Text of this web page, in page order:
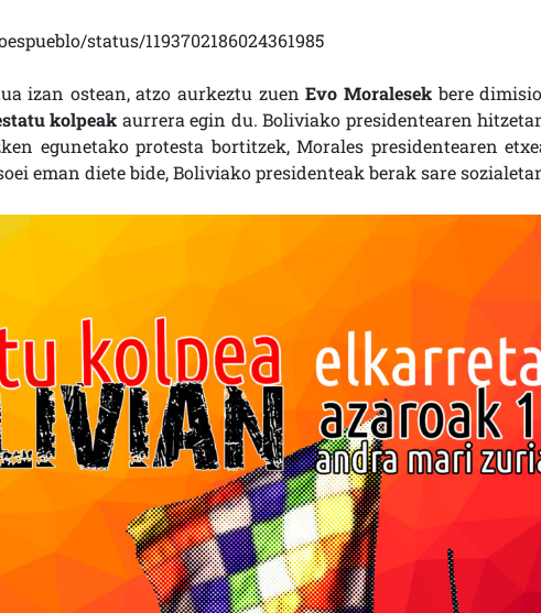
status/1193702186024361985
izan ostean, atzo aurkeztu zuen Evo Moralesekbere
kolpeak aurrera egin du. Boliviako presidentearen
egunetako protesta bortitzek, Morales presidentearen
eman diete bide, Boliviako presidenteak berak sare